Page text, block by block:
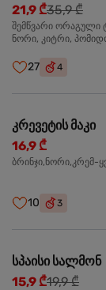
21,9 ₾35,9 ₾
შემწვარი ორაგული
ნორი, კიტრი,
27 4
კრევეტის მაკი
16,9 ₾
ბრინჯი,ნორი,კრემ-
10 3
სპაისი სალმონ
15,9 ₾19,9 ₾